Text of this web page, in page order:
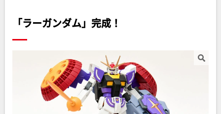
「ラーガンダム」完成！